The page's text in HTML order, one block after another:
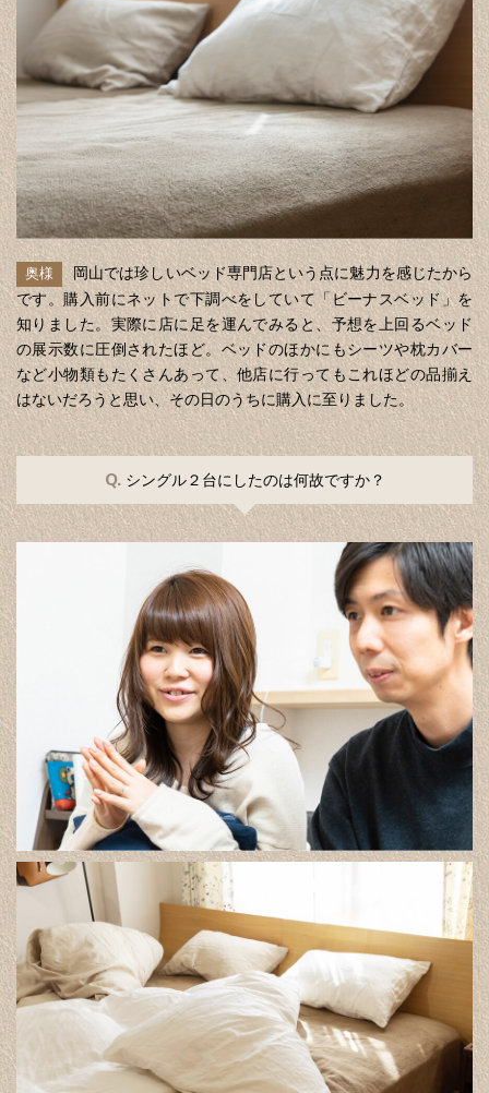
奥様
岡山では珍しいベッド専門店という点に魅力を感じたから
です。購入前にネットで下調べをしていて「ビーナスベッド」を
知りました。実際に店に足を運んでみると、予想を上回るベッド
の展示数に圧倒されたほど。ベッドのほかにもシーツや枕カバー
など小物類もたくさんあって、他店に行ってもこれほどの品揃え
はないだろうと思い、その日のうちに購入に至りました。
Q.シングル２台にしたのは何故ですか？